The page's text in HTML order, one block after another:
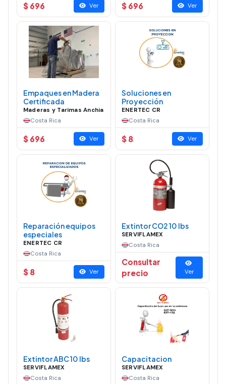
$ 696 Ver $ 696 Ver
Empaques en Madera
Certificada
Maderas y Tarimas Anchia
Costa Rica
$ 696 Ver
Soluciones en
Proyección
ENERTEC CR
Costa Rica
$ 8 Ver
Reparación equipos
especiales
ENERTEC CR
Costa Rica
$ 8 Ver
Extintor CO2 10 lbs
SERVIFLAMEX
Costa Rica
Consultar
precio
Ver
Extintor ABC 10 lbs
SERVIFLAMEX
Costa Rica
Capacitacion
SERVIFLAMEX
Costa Rica